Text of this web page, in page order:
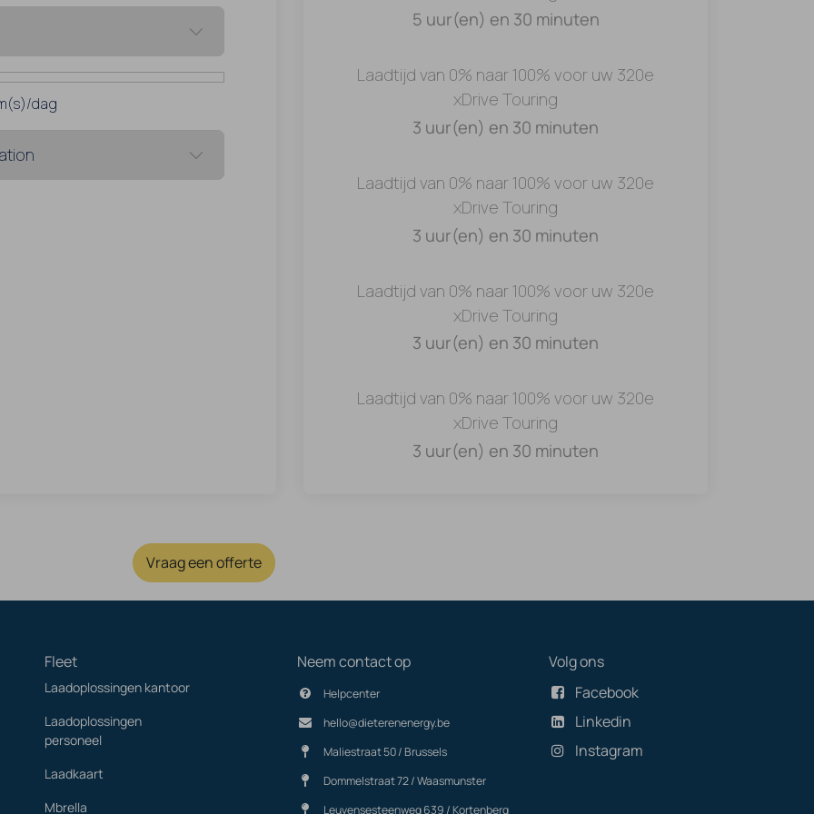
dag
5 uur(en) en 30 minuten
Laadtijd van 0% naar 100% voor uw 320e
xDrive Touring
3 uur(en) en 30 minuten
Laadtijd van 0% naar 100% voor uw 320e
xDrive Touring
3 uur(en) en 30 minuten
Laadtijd van 0% naar 100% voor uw 320e
xDrive Touring
3 uur(en) en 30 minuten
Laadtijd van 0% naar 100% voor uw 320e
xDrive Touring
3 uur(en) en 30 minuten
Vraag een offerte
Volg ons
Facebook
Linkedin
Instagram
Fleet
Laadoplossingen kantoor
Laadoplossingen
personeel
Laadkaart
Mbrella
Neem contact op
Helpcenter
hello@dieterenenergy.be
Maliestraat 50 / Brussels
Dommelstraat 72 / Waasmunster
Leuvensesteenweg 639 / Kortenberg